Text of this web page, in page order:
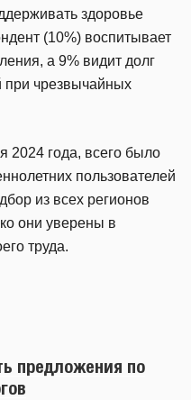
здоровье
(10%) воспитывает
а 9% видит долг
при чрезвычайных
2024 года, всего было
пользователей
из всех регионов
они уверены в
труда.
предложения по